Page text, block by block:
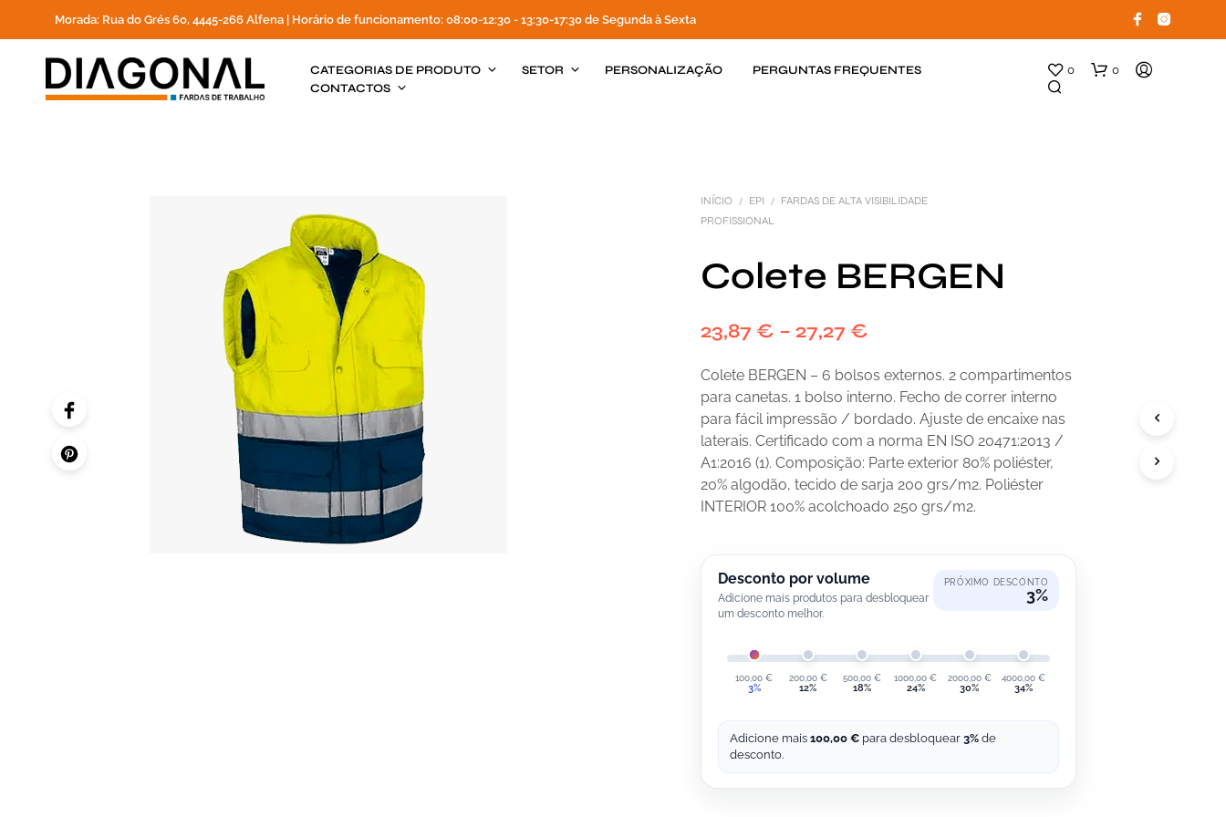
Morada: Rua do Grés 60, 4445-266 Alfena | Horário de funcionamento: 08:00-12:30 - 13:30-17:30 de Segunda à Sexta
CATEGORIAS DE PRODUTO SETOR PERSONALIZAÇÃO
PERGUNTAS FREQUENTES
CONTACTOS
0 0
R
D
INÍCIO / EPI /
FARDAS DE ALTA VISIBILIDADE
PROFISSIONAL
Colete BERGEN
23,87€ – 27,27€
Colete BERGEN – 6 bolsos externos. 2 compartimentos
para canetas. 1 bolso interno. Fecho de correr interno
para fácil impressão / bordado. Ajuste de encaixe nas
laterais. Certificado com a norma EN ISO 20471:2013 /
A1:2016 (1). Composição: Parte exterior 80% poliéster,
20% algodão, tecido de sarja 200 grs/m2. Poliéster
INTERIOR 100% acolchoado 250 grs/m2.
Desconto por volume
Adicione mais produtos para desbloquear
um desconto melhor.
PRÓXIMO DESCONTO
3%
100,00€
3%
200,00 €
12%
500,00 €
18%
1000,00€
24%
2000,00 €
30%
4000,00 €
34%
Adicione mais100,00€ para desbloquear3% de
desconto.